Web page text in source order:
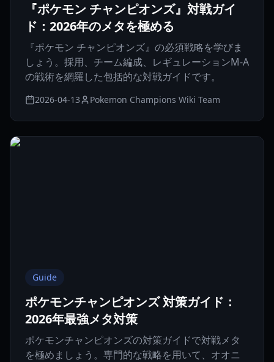
『ポケモン チャンピオンズ』対戦ガイ
ド：2026年のメタを極める
『ポケモン チャンピオンズ』の必須戦略を学びま
しょう。採用、チーム編成、レギュレーションM-A
の戦術を網羅した包括的な対戦ガイドです。
2026-04-13 Pokemon Champions Wiki Team
Guide
ポケモンチャンピオンズ 対策ガイド：
2026年最強メタ対策
ポケモンチャンピオンズの対策ガイドで対戦メタ
を極めましょう。専門的な戦略を用いて、オオニ